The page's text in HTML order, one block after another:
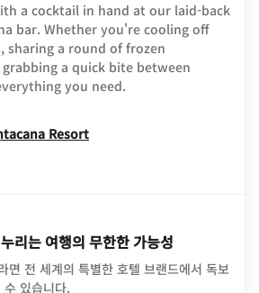
a cocktail in hand at our laid-back
bar. Whether you're cooling off
sharing a round of frozen
a quick bite between
you need.
ResortOpens In New Window
리는 여행의 무한한 가능성
면 전 세계의 특별한 호텔 브랜드에서 독보
있습니다.